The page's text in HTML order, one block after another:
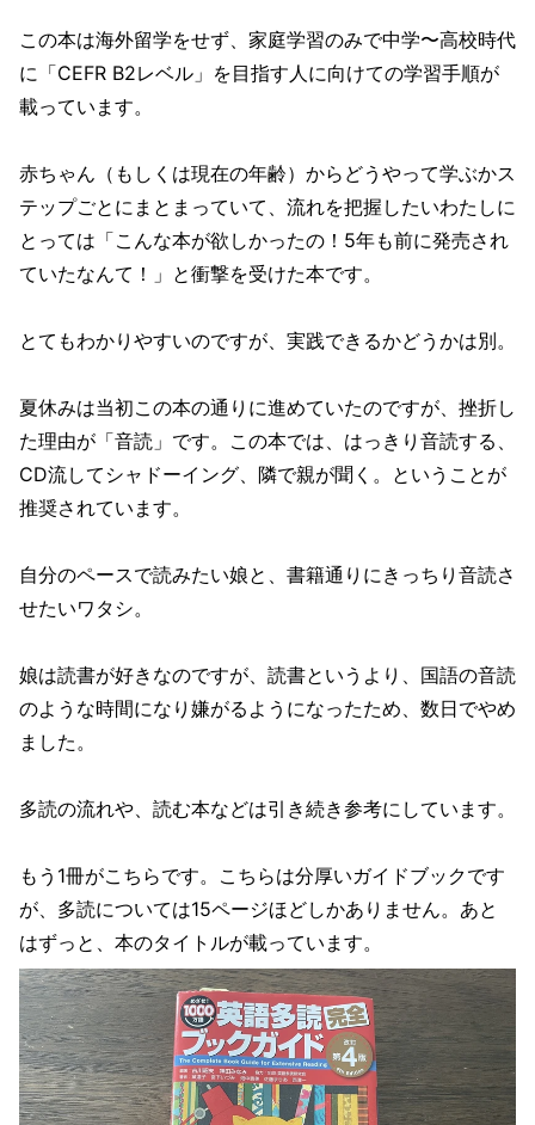
この本は海外留学をせず、家庭学習のみで中学〜高校時代
に「CEFR B2レベル」を目指す人に向けての学習手順が
載っています。
赤ちゃん（もしくは現在の年齢）からどうやって学ぶかス
テップごとにまとまっていて、流れを把握したいわたしに
とっては「こんな本が欲しかったの！5年も前に発売され
ていたなんて！」と衝撃を受けた本です。
とてもわかりやすいのですが、実践できるかどうかは別。
夏休みは当初この本の通りに進めていたのですが、挫折し
た理由が「音読」です。この本では、はっきり音読する、
CD流してシャドーイング、隣で親が聞く。ということが
推奨されています。
自分のペースで読みたい娘と、書籍通りにきっちり音読さ
せたいワタシ。
娘は読書が好きなのですが、読書というより、国語の音読
のような時間になり嫌がるようになったため、数日でやめ
ました。
多読の流れや、読む本などは引き続き参考にしています。
もう1冊がこちらです。こちらは分厚いガイドブックです
が、多読については15ページほどしかありません。あと
はずっと、本のタイトルが載っています。